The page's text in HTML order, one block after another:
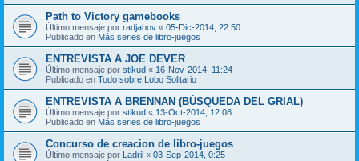
Path to Victory gamebooks
Último mensaje por radjabov « 05-Dic-2014, 22:50
Publicado en Más series de libro-juegos
ENTREVISTA A JOE DEVER
Último mensaje por stikud « 16-Nov-2014, 11:24
Publicado en Todo sobre Lobo Solitario
ENTREVISTA A BRENNAN (BÚSQUEDA DEL GRIAL)
Último mensaje por stikud « 13-Oct-2014, 12:08
Publicado en Más series de libro-juegos
Concurso de creacion de libro-juegos
Último mensaje por Ladril « 03-Sep-2014, 0:25